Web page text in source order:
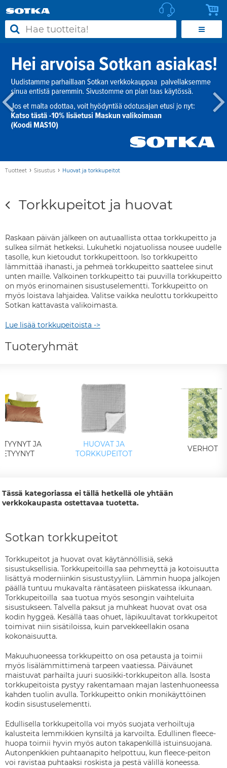
Tuotteet › Sisustus › Huovat ja torkkupeitot
Torkkupeitot ja huovat
Raskaan päivän jälkeen on autuaallista ottaa torkkupeitto ja
sulkea silmät hetkeksi. Lukuhetki nojatuolissa nousee uudelle
tasolle, kun kietoudut torkkupeittoon. Iso torkkupeitto
lämmittää ihanasti, ja pehmeä torkkupeitto saattelee sinut
unten maille. Valkoinen torkkupeitto tai puuvilla torkkupeitto
on myös erinomainen sisustuselementti. Torkkupeitto on
myös loistava lahjaidea. Valitse vaikka neulottu torkkupeitto
Sotkan kattavasta valikoimasta.
Lue lisää torkkupeitoista ->
Tuoteryhmät
JA
HUOVAT JA
TORKKUPEITOT
VERHOT
Tässä kategoriassa ei tällä hetkellä ole yhtään
verkkokaupasta ostettavaa tuotetta.
Sotkan torkkupeitot
Torkkupeitot ja huovat ovat käytännöllisiä, sekä
sisustuksellisia. Torkkupeitoilla saa pehmeyttä ja kotoisuutta
lisättyä moderniinkin sisustustyyliin. Lämmin huopa jalkojen
päällä tuntuu mukavalta räntäsateen piiskatessa ikkunaan.
Torkkupeitoilla saa tuotua myös sesongin vaihteluita
sisustukseen. Talvella paksut ja muhkeat huovat ovat osa
kodin hyggeä. Kesällä taas ohuet, läpikuultavat torkkupeitot
toimivat niin sisätiloissa, kuin parvekkeellakin osana
kokonaisuutta.
Makuuhuoneessa torkkupeitto on osa petausta ja toimii
myös lisälämmittimenä tarpeen vaatiessa. Päiväunet
maistuvat parhailta juuri suosikki-torkkupeiton alla. Isosta
torkkupeitoista pystyy rakentamaan majan lastenhuoneessa
kahden tuolin avulla. Torkkupeitto onkin monikäyttöinen
kodin sisustuselementti.
Edullisella torkkupeitolla voi myös suojata verhoiltuja
kalusteita lemmikkien kynsiltä ja karvoilta. Edullinen fleece-
huopa toimii hyvin myös auton takapenkillä istuinsuojana.
Autonpenkkien puhtaanapito helpottuu, kun fleece-peiton
voi ravistaa puhtaaksi roskista ja pestä välillä koneessa.